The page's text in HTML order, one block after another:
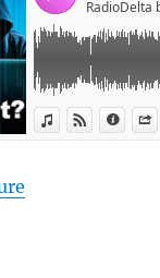
de « Les